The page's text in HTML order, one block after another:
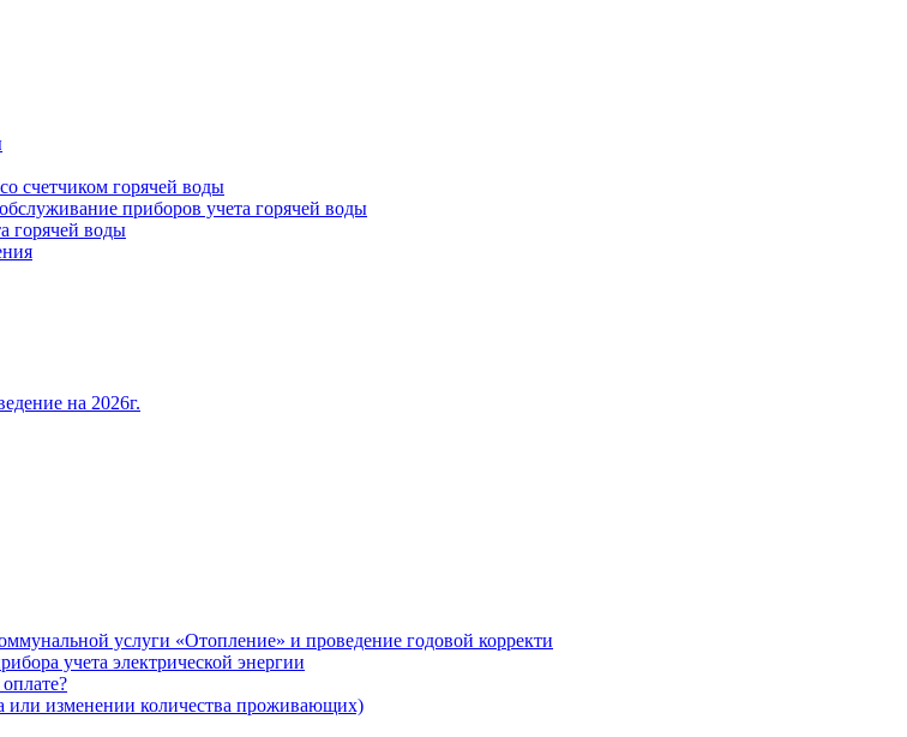
счетчиком горячей воды
приборов учета горячей воды
горячей воды
на 2026г.
услуги «Отопление» и проведение годовой корректи
учета электрической энергии
или изменении количества проживающих)